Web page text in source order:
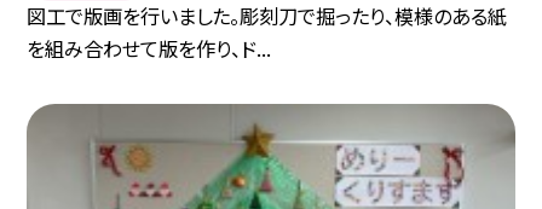
図工で版画を行いました。彫刻刀で掘ったり、模様のある紙
を組み合わせて版を作り、ド...